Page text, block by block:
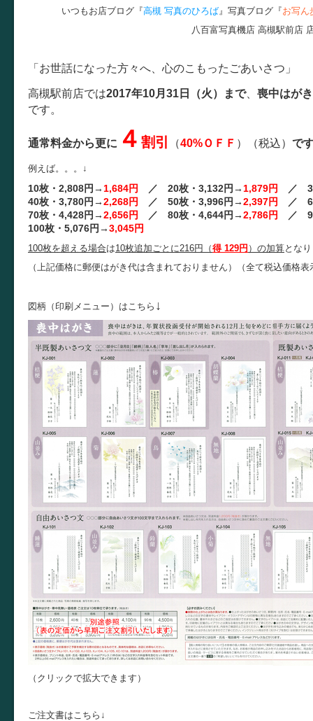
いつもお店ブログ『高槻 写真のひろば』写真ブログ『お写ん
八百富写真機店 高槻駅前店
「お世話になった方々へ、心のこもったごあいさつ」
高槻駅前店では2017年10月31日（火）まで、 喪中はが
です。
通常料金から更に ４ 割引 （40%ＯＦＦ ）（税込） で
例えば。。。↓
10枚・2,808円→ 1,684円 ／ 20枚・3,132円→ 1,879円
／
40枚・3,780円→2,268円 ／ 50枚・3,996円→2,397円
／
70枚・4,428円→2,656円 ／ 80枚・4,644円→2,786円
／
100枚・5,076円→3,045円
100枚を超える場合は10枚追加ごとに216円（得 129円 ）の加算とな
（上記価格に郵便はがき代は含まれておりません）（全て税込価格表
図柄（印刷メニュー）はこちら ↓
（クリックで拡大できます）
ご注文書はこちら↓